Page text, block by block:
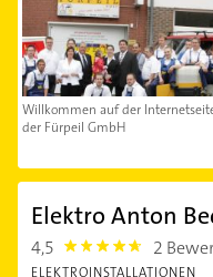
Willkommen auf der
der Fürpeil GmbH
Elektro Anton
4,5 4.5 2
ELEKTROINSTALLATIONEN